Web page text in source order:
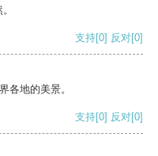
支持[0] 反对[0]
各地的美景。
支持[0] 反对[0]